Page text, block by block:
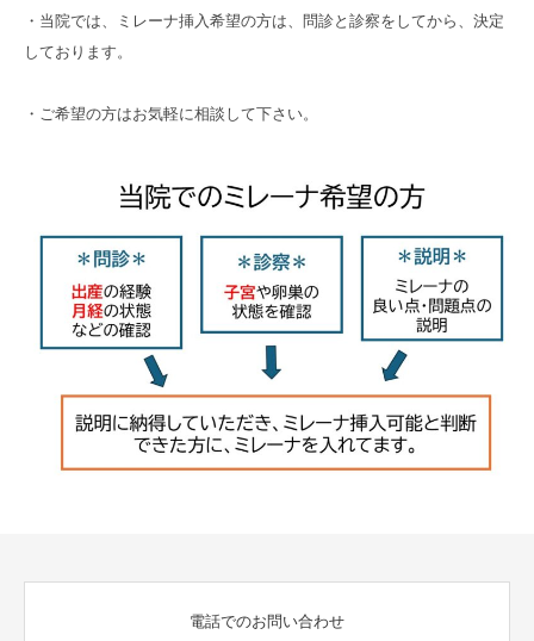
・当院では、ミレーナ挿入希望の方は、問診と診察をしてから、決定
しております。
・ご希望の方はお気軽に相談して下さい。
電話でのお問い合わせ